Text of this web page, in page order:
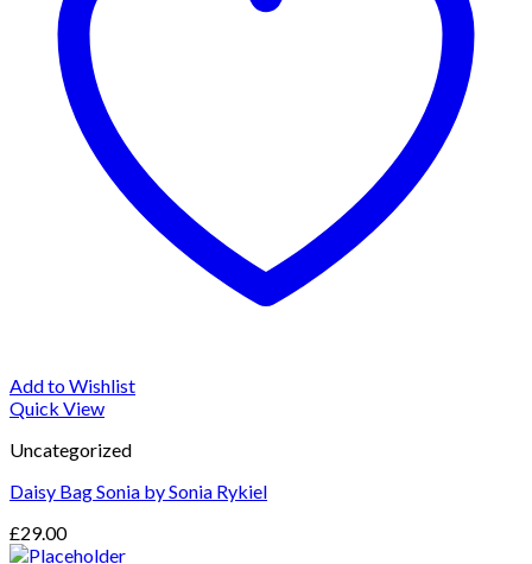
Add to Wishlist
Quick View
Uncategorized
Daisy Bag Sonia by Sonia Rykiel
£29.00